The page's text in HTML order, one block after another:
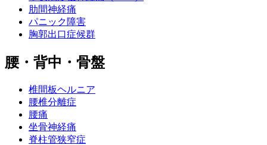
肋間神経痛
パニック障害
胸郭出口症候群
腰・背中・骨盤
椎間板ヘルニア
腰椎分離症
腰痛
坐骨神経痛
脊柱管狭窄症